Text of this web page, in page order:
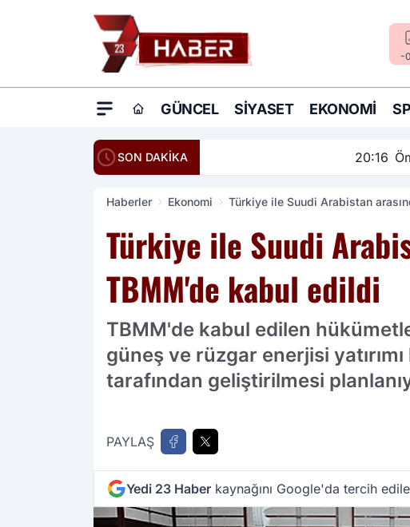
-
GÜNCEL SIYASET EKONOMI
SON DAKİKA Ömer Çelik: Terörsüz
Haberler Ekonomi Türkiye ile Suudi Arabistan
Türkiye ile Suudi
TBMM'de kabul edildi
TBMM'de kabul edilen
güneş ve rüzgar enerjisi
tarafından geliştirilmesi
PAYLAŞ
Yedi 23 Haber kaynağını Google'da tercih